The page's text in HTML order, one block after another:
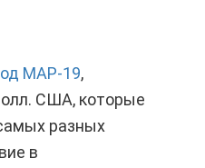
МАР-19,
США, которые
разных
в